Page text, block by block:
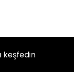
keşfedin